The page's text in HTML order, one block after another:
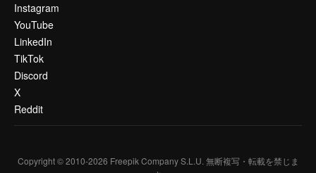
Instagram
YouTube
LinkedIn
TikTok
Discord
X
Reddit
Copyright © 2010-2026 Freepik Company S.L.U. 無断複写・転載を禁じま